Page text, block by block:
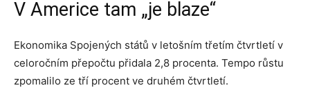
V Americe tam „je blaze“
Ekonomika Spojených států v letošním třetím čtvrtletí v
celoročním přepočtu přidala 2,8 procenta. Tempo růstu
zpomalilo ze tří procent ve druhém čtvrtletí.